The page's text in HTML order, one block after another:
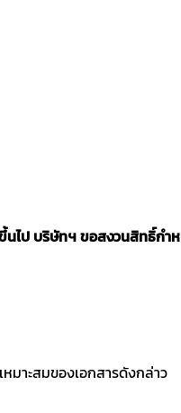
นไป บริษัทฯ ขอสงวนสิทธิ์กำ
มาะสมของเอกสารดังกล่าว